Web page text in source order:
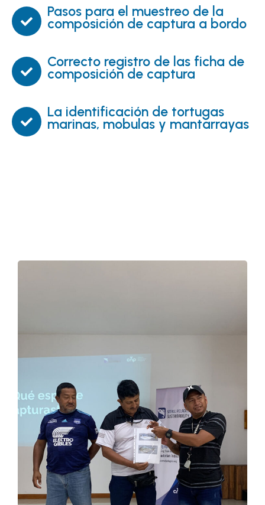
Pasos para el muestreo de la
composición de captura a bordo
Correcto registro de las ficha de
composición de captura
La identificación de tortugas
marinas, mobulas y mantarrayas